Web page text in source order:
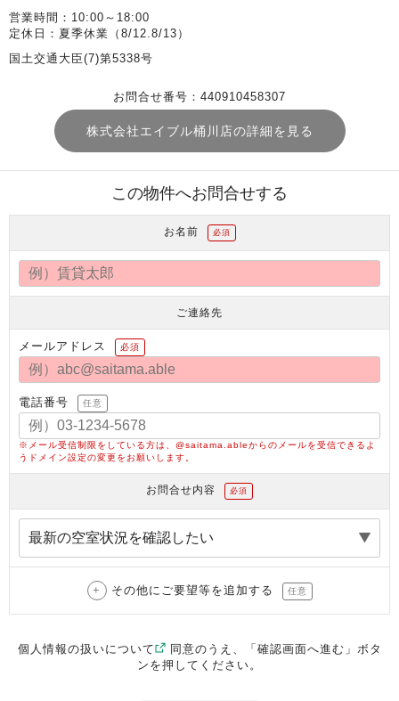
営業時間：10:00～18:00
定休日：夏季休業（8/12.8/13）
国土交通大臣(7)第5338号
お問合せ番号：440910458307
株式会社エイブル桶川店の詳細を見る
この物件へお問合せする
お名前 必須
ご連絡先
メールアドレス 必須
電話番号 任意
※メール受信制限をしている方は、@saitama.ableからのメールを受信できるよ
うドメイン設定の変更をお願いします。
お問合せ内容 必須
その他にご要望等を追加する 任意
個人情報の扱いについて
同意のうえ、「確認画面へ進む」ボタ
ンを押してください。